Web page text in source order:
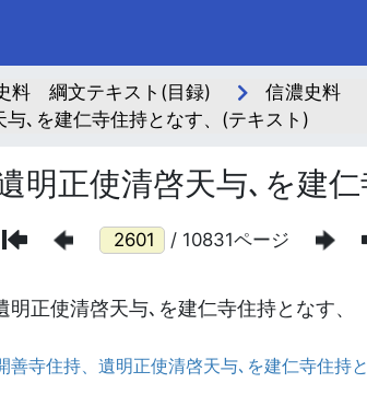
料 綱文テキスト(目録)
信濃史料
､を建仁寺住持となす、(テキスト)
正使清啓天与､を建仁
/ 10831ページ